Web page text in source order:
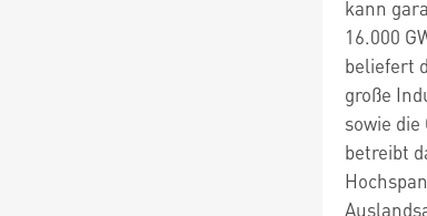
kann
16.000
beliefert
große
sowie
betreibt